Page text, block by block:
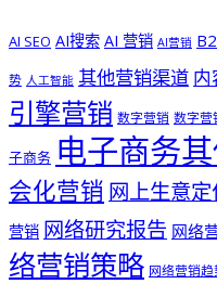
AI SEO AI搜索 AI 营销 AI营销
势 人工智能 其他营销渠道 内
引擎营销 数字营销 数字营
子商务 电子商务
会化营销 网上生意
营销 网络研究报告 网络
络营销策略 网络营销趋